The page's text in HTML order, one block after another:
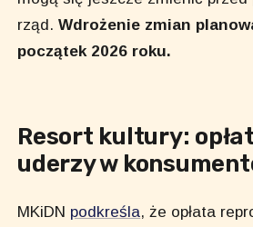
rząd.Wdrożenie zmian
początek 2026 roku.
Resort kultury:
uderzy w
MKiDN podkreśla, że opłata